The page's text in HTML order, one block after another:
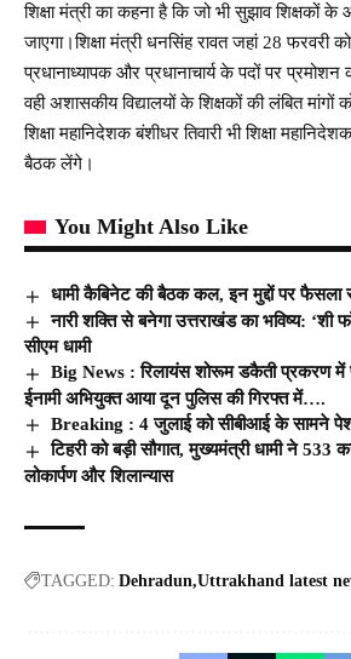
शिक्षा मंत्री का कहना है कि जो भी सुझाव शिक्षकों
जाएगा।शिक्षा मंत्री धनसिंह रावत जहां 28 फरवरी
प्रधानाध्यापक और प्रधानाचार्य के पदों पर
वही अशासकीय विद्यालयों के शिक्षकों की लंबित
शिक्षा महानिदेशक बंशीधर तिवारी भी शिक्षा
बैठक लेंगे।
You Might Also Like
धामी कैबिनेट की बैठक कल, इन मुद्दों पर फैसला
नारी शक्ति से बनेगा उत्तराखंड का भविष्य: ‘शी
सीएम धामी
Big News : रिलायंस शोरूम डकैती प्रकरण
ईनामी अभियुक्त आया दून पुलिस की गिरफ्त में….
Breaking : 4 जुलाई को सीबीआई के सामने पेश
टिहरी को बड़ी सौगात, मुख्यमंत्री धामी ने 533
लोकार्पण और शिलान्यास
TAGGED: Dehradun Uttrakhand latest